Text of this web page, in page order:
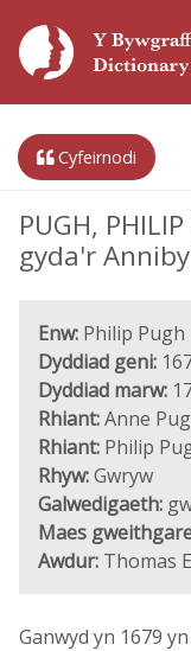
Cyfeirnodi
PUGH,
gyda'r
Enw: Philip Pugh
Dyddiad geni:
Dyddiad marw:
Rhiant:Anne
Rhiant: Philip
Rhyw:Gwryw
Galwedigaeth:
Maes
Awdur: Thomas
Ganwyd yn 1679